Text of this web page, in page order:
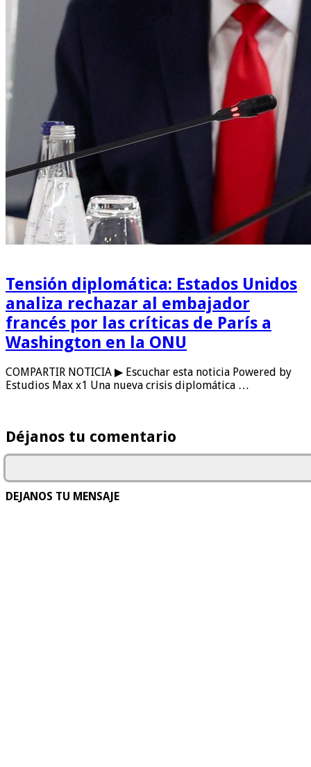
Tensión diplomática: Estados Unidos
analiza rechazar al embajador
francés por las críticas de París a
Washington en la ONU
COMPARTIR NOTICIA ▶ Escuchar esta noticia Powered by
Estudios Max x1 Una nueva crisis diplomática …
Déjanos tu comentario
DEJANOS TU MENSAJE